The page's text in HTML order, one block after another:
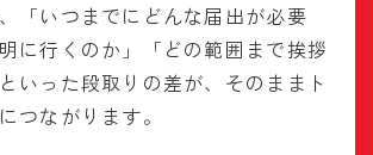
「いつまでにどんな届出が必要
に行くのか」「どの範囲まで挨拶
いった段取りの差が、そのままト
つながります。